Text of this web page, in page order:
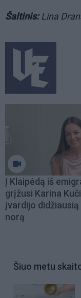
Šaltinis:Lina
Į Klaipėdą iš
grįžusi Karina
įvardijo didžiausią
norą
Šiuo metu